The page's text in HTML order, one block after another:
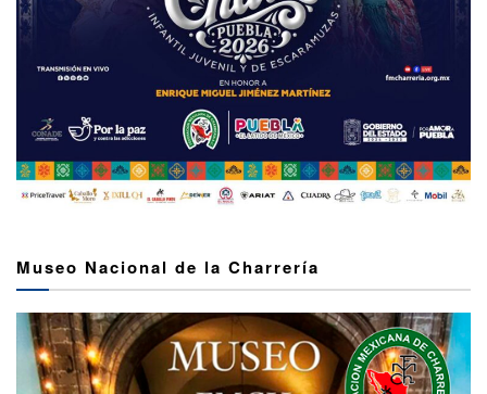
Museo Nacional de la Charrería